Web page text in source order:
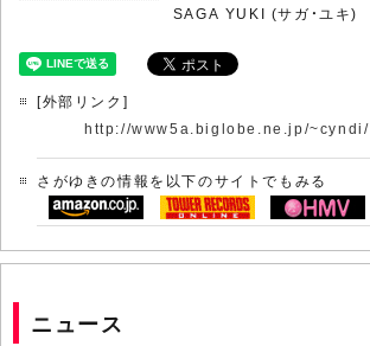
SAGA YUKI (サガ・ユキ)
[外部リンク]
http://www5a.biglobe.ne.jp/~cyndi/
さがゆきの情報を以下のサイトでもみる
ニュース